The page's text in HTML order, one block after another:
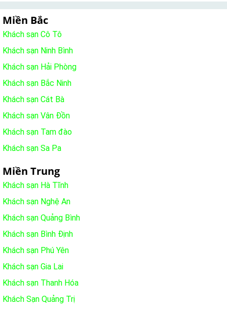
Miền Bắc
Khách sạn Cô Tô
Khách sạn Ninh Bình
Khách sạn Hải Phòng
Khách sạn Bắc Ninh
Khách sạn Cát Bà
Khách sạn Vân Đồn
Khách sạn Tam đào
Khách sạn Sa Pa
Miền Trung
Khách sạn Hà Tĩnh
Khách sạn Nghệ An
Khách sạn Quảng Bình
Khách sạn Bình Định
Khách sạn Phú Yên
Khách sạn Gia Lai
Khách sạn Thanh Hóa
Khách Sạn Quảng Trị